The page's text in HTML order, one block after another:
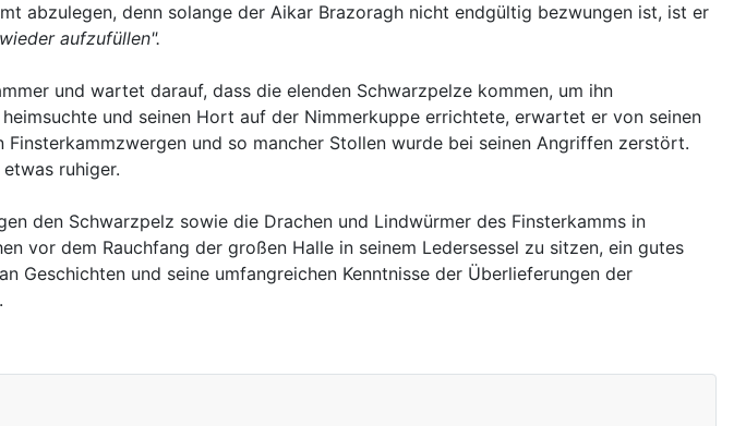
abzulegen, denn solange der Aikar Brazoragh nicht endgültig bezwungen ist, ist er
aufzufüllen".
und wartet darauf, dass die elenden Schwarzpelze kommen, um ihn
und seinen Hort auf der Nimmerkuppe errichtete, erwartet er von seinen
und so mancher Stollen wurde bei seinen Angriffen zerstört.
ruhiger.
den Schwarzpelz sowie die Drachen und Lindwürmer des Finsterkamms in
vor dem Rauchfang der großen Halle in seinem Ledersessel zu sitzen, ein gutes
Geschichten und seine umfangreichen Kenntnisse der Überlieferungen der